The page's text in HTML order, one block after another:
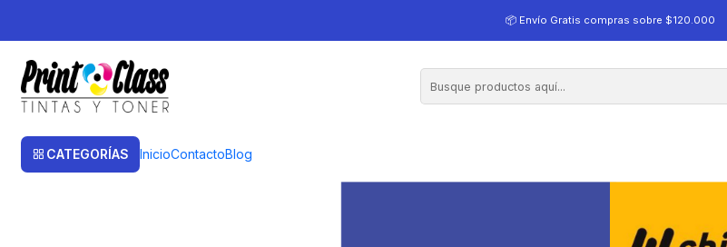
CATEGORÍAS InicioContactoBlog
📦 Envío Gratis compras sobre $120.000
Retiro de productos en punto pick up cercano a tu domicilio